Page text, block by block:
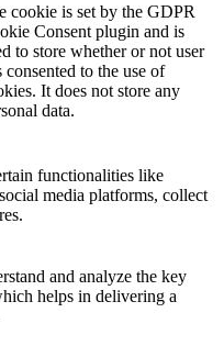
cookie is set by the GDPR
Consent plugin and is
to store whether or not user
consented to the use of
It does not store any
data.
functionalities like
media platforms, collect
and analyze the key
helps in delivering a